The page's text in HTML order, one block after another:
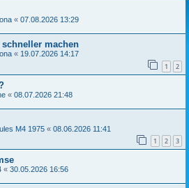
« 07.08.2026 13:29
schneller machen
« 19.07.2026 14:17
1 2
« 08.07.2026 21:48
M4 1975 « 08.06.2026 11:41
1 2 3
« 30.05.2026 16:56